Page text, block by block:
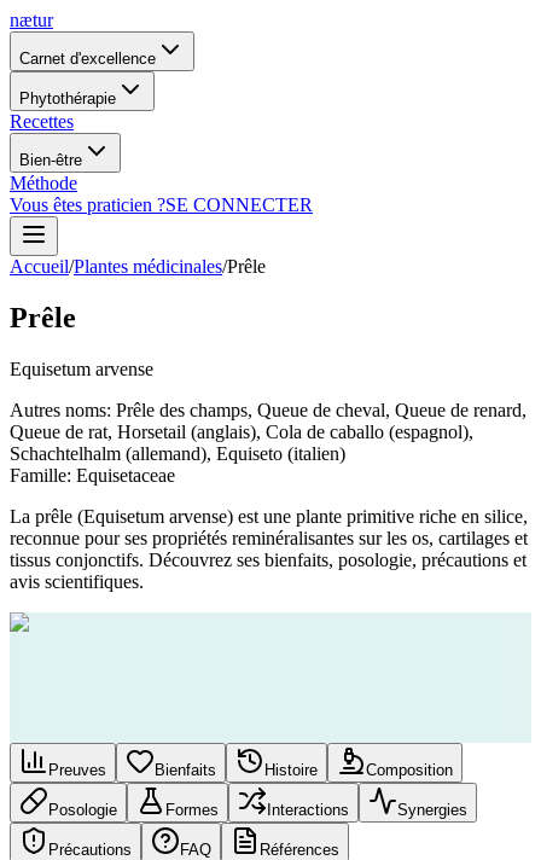
nætur
Carnet d'excellence
Phytothérapie
Recettes
Bien-être
Méthode
Vous êtes praticien ?SE CONNECTER
Accueil/Plantes médicinales/Prêle
Prêle
Equisetum arvense
Autres noms: Prêle des champs, Queue de cheval, Queue de renard,
Queue de rat, Horsetail (anglais), Cola de caballo (espagnol),
Schachtelhalm (allemand), Equiseto (italien)
Famille: Equisetaceae
La prêle (Equisetum arvense) est une plante primitive riche en silice,
reconnue pour ses propriétés reminéralisantes sur les os, cartilages et
tissus conjonctifs. Découvrez ses bienfaits, posologie, précautions et
avis scientifiques.
Preuves Bienfaits Histoire Composition
Posologie Formes Interactions Synergies
Précautions FAQ Références